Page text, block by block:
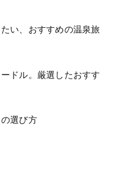
い、おすすめの温泉旅
ドル。厳選したおすす
選び方